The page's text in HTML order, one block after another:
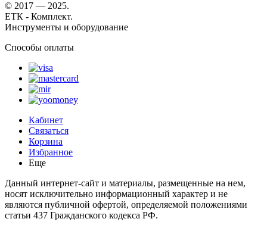
© 2017 — 2025.
ЕТК - Комплект.
Инструменты и оборудование
Способы оплаты
Кабинет
Связаться
Корзина
Избранное
Еще
Данный интернет-сайт и материалы, размещенные на нем,
носят исключительно информационный характер и не
являются публичной офертой, определяемой положениями
статьи 437 Гражданского кодекса РФ.